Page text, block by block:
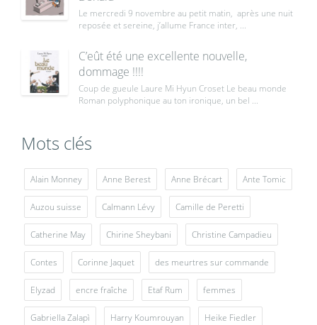
Le mercredi 9 novembre au petit matin, après une nuit
reposée et sereine, j’allume France inter, ...
C’eût été une excellente nouvelle,
dommage !!!!
Coup de gueule Laure Mi Hyun Croset Le beau monde
Roman polyphonique au ton ironique, un bel ...
Mots clés
Alain Monney Anne Berest Anne Brécart Ante Tomic
Auzou suisse Calmann Lévy Camille de Peretti
Catherine May Chirine Sheybani Christine Campadieu
Contes Corinne Jaquet des meurtres sur commande
Elyzad encre fraîche Etaf Rum femmes
Gabriella Zalapì Harry Koumrouyan Heike Fiedler